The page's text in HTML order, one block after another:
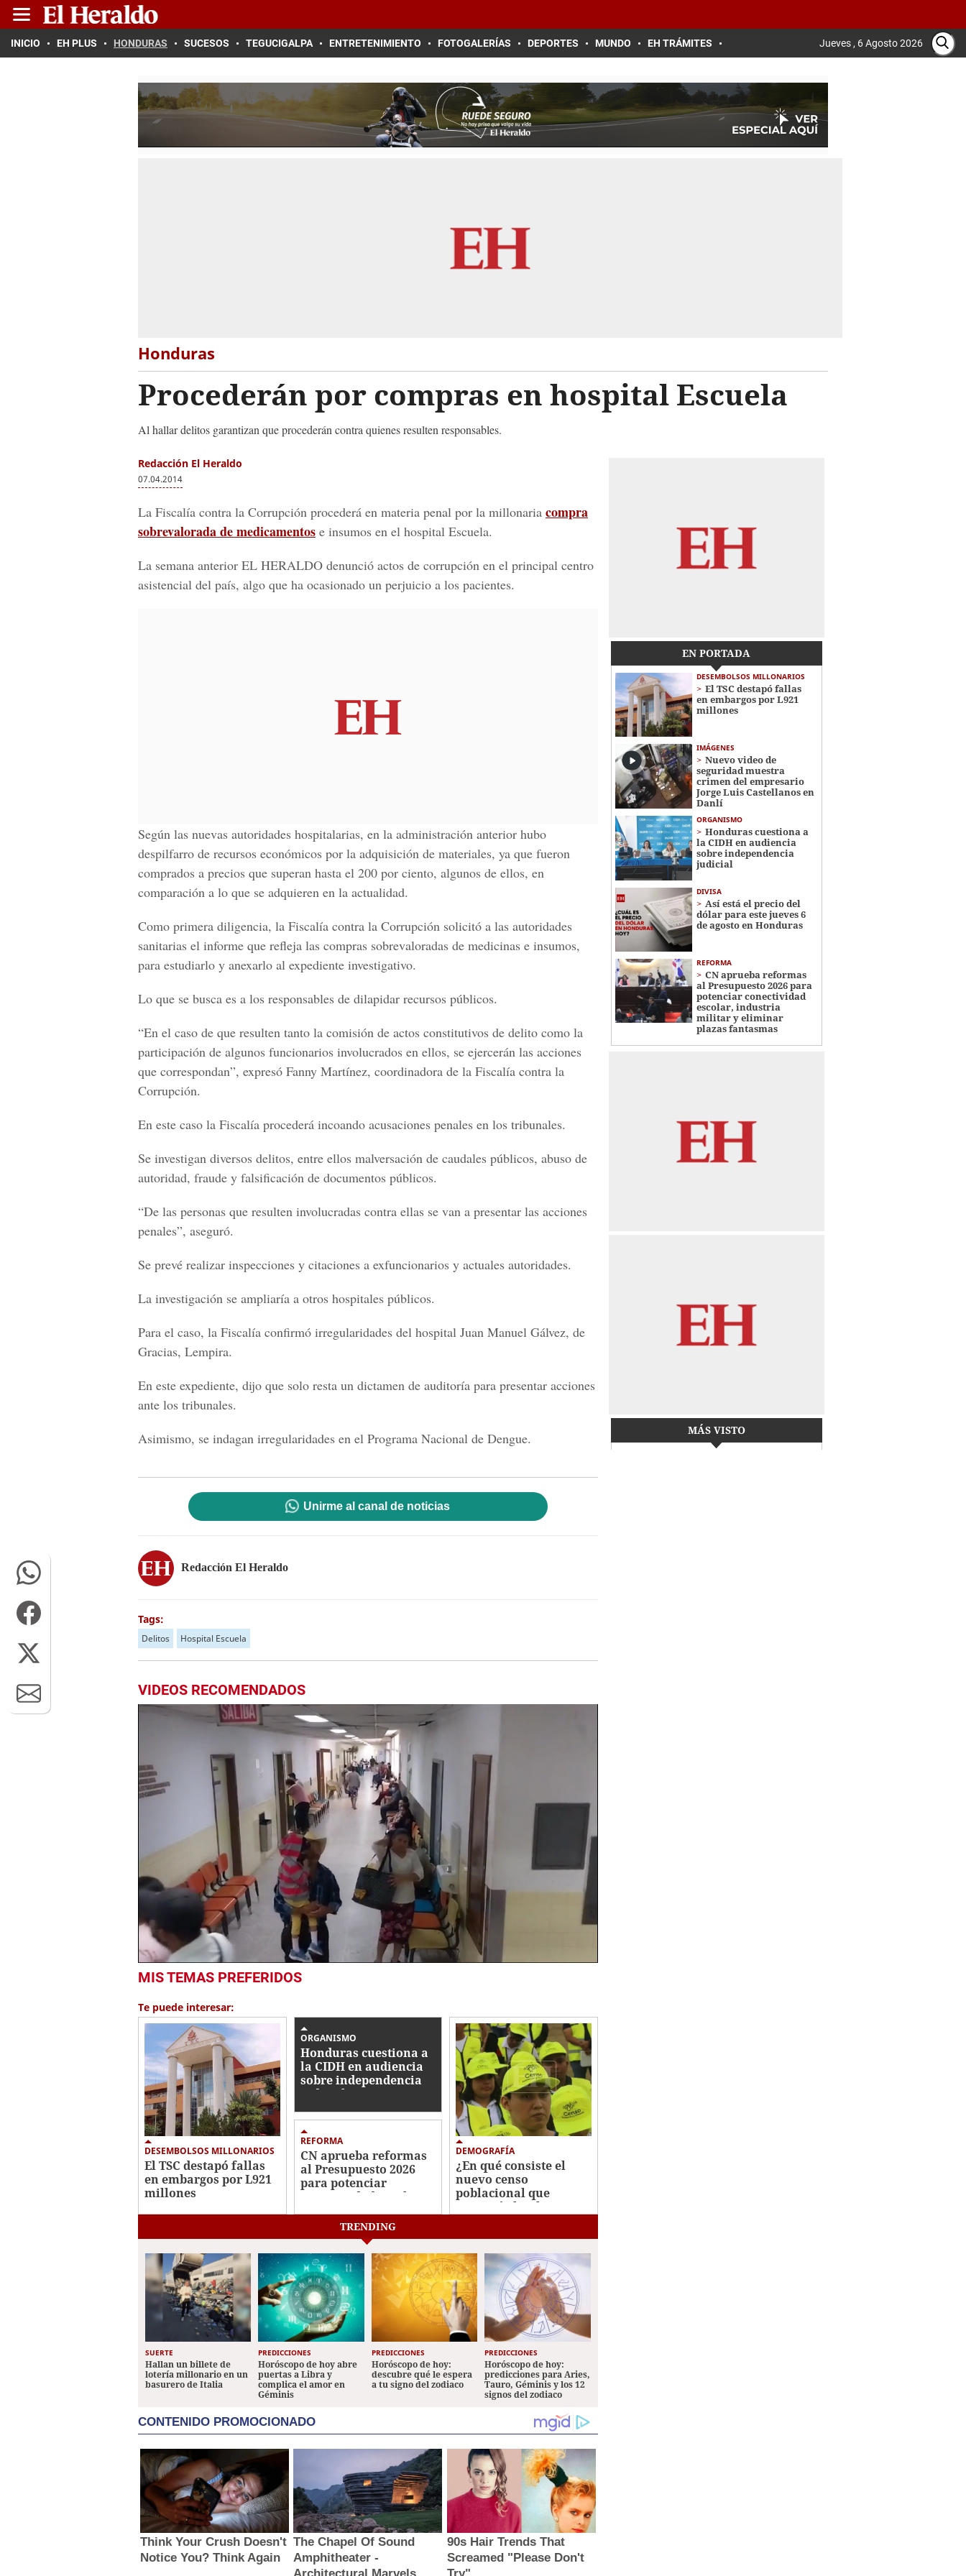
INICIO EH PLUS HONDURAS SUCESOS TEGUCIGALPA ENTRETENIMIENTO FOTOGALERÍAS DEPORTES MUNDO EH TRÁMITES Jueves , 6 Agosto 2026
Honduras
Procederán por compras en hospital Escuela
Al hallar delitos garantizan que procederán contra quienes resulten responsables.
Redacción El Heraldo
07.04.2014
La Fiscalía contra la Corrupción procederá en materia penal por la millonaria compra
sobrevalorada de medicamentos e insumos en el hospital Escuela.
La semana anterior EL HERALDO denunció actos de corrupción en el principal centro
asistencial del país, algo que ha ocasionado un perjuicio a los pacientes.
Según las nuevas autoridades hospitalarias, en la administración anterior hubo
despilfarro de recursos económicos por la adquisición de materiales, ya que fueron
comprados a precios que superan hasta el 200 por ciento, algunos de ellos, en
comparación a lo que se adquieren en la actualidad.
Como primera diligencia, la Fiscalía contra la Corrupción solicitó a las autoridades
sanitarias el informe que refleja las compras sobrevaloradas de medicinas e insumos,
para estudiarlo y anexarlo al expediente investigativo.
Lo que se busca es a los responsables de dilapidar recursos públicos.
“En el caso de que resulten tanto la comisión de actos constitutivos de delito como la
participación de algunos funcionarios involucrados en ellos, se ejercerán las acciones
que correspondan”, expresó Fanny Martínez, coordinadora de la Fiscalía contra la
Corrupción.
En este caso la Fiscalía procederá incoando acusaciones penales en los tribunales.
Se investigan diversos delitos, entre ellos malversación de caudales públicos, abuso de
autoridad, fraude y falsificación de documentos públicos.
“De las personas que resulten involucradas contra ellas se van a presentar las acciones
penales”, aseguró.
Se prevé realizar inspecciones y citaciones a exfuncionarios y actuales autoridades.
La investigación se ampliaría a otros hospitales públicos.
Para el caso, la Fiscalía confirmó irregularidades del hospital Juan Manuel Gálvez, de
Gracias, Lempira.
En este expediente, dijo que solo resta un dictamen de auditoría para presentar acciones
ante los tribunales.
Asimismo, se indagan irregularidades en el Programa Nacional de Dengue.
Unirme al canal de noticias
Redacción El Heraldo
Tags:
Delitos Hospital Escuela
VIDEOS RECOMENDADOS
seconds
1
minute,
32
secondsVolume
MIS TEMAS PREFERIDOS
Te puede interesar:
DESEMBOLSOS MILLONARIOS
El TSC destapó fallas
en embargos por L921
millones
ORGANISMO
Honduras cuestiona a
la CIDH en audiencia
sobre independencia
judicial
REFORMA
CN aprueba reformas
al Presupuesto 2026
para potenciar
conectividad escolar,
industria militar y
eliminar plazas
fantasmas
DEMOGRAFÍA
¿En qué consiste el
nuevo censo
poblacional que
anunció el Gobierno
EN PORTADA
DESEMBOLSOS MILLONARIOS
El TSC destapó fallas
en embargos por L921
millones
IMÁGENES
Nuevo video de
seguridad muestra
crimen del empresario
Jorge Luis Castellanos en
Danlí
ORGANISMO
Honduras cuestiona a
la CIDH en audiencia
sobre independencia
judicial
DIVISA
Así está el precio del
dólar para este jueves 6
de agosto en Honduras
REFORMA
CN aprueba reformas
al Presupuesto 2026 para
potenciar conectividad
escolar, industria
militar y eliminar
plazas fantasmas
MÁS VISTO
TRENDING
SUERTE
Hallan un billete de
lotería millonario en un
basurero de Italia
PREDICCIONES
Horóscopo de hoy abre
puertas a Libra y
complica el amor en
Géminis
PREDICCIONES
Horóscopo de hoy:
descubre qué le espera
a tu signo del zodiaco
PREDICCIONES
Horóscopo de hoy:
predicciones para Aries,
Tauro, Géminis y los 12
signos del zodiaco
CONTENIDO PROMOCIONADO
Think Your Crush Doesn't
Notice You? Think Again
The Chapel Of Sound
Amphitheater -
Architectural Marvels
90s Hair Trends That
Screamed "Please Don't
Try"